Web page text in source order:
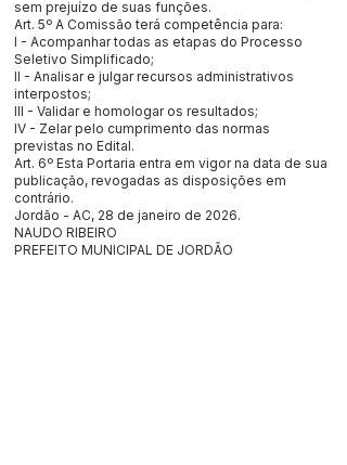
sem prejuízo de suas funções.
Art. 5º A Comissão terá competência para:
I - Acompanhar todas as etapas do Processo
Seletivo Simplificado;
II - Analisar e julgar recursos administrativos
interpostos;
III - Validar e homologar os resultados;
IV - Zelar pelo cumprimento das normas
previstas no Edital.
Art. 6º Esta Portaria entra em vigor na data de sua
publicação, revogadas as disposições em
contrário.
Jordão - AC, 28 de janeiro de 2026.
NAUDO RIBEIRO
PREFEITO MUNICIPAL DE JORDÃO